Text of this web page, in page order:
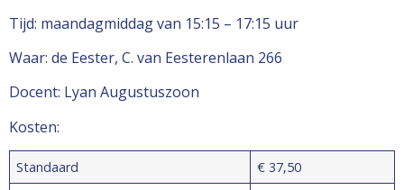
Tijd: maandagmiddag van 15:15 – 17:15 uur
Waar: de Eester, C. van Eesterenlaan 266
Docent: Lyan Augustuszoon
Kosten:
Standaard
€ 37,50